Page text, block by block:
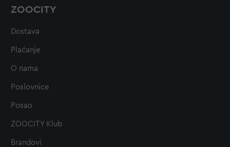
osigurat će tvojoj najboljoj prijateljici pregršt hranjivih
poput
klupko sreće zadovoljno polizati brk nakon svakog
ZOOCITY
Dostava
Plaćanje
O nama
Poslovnice
Posao
ZOOCITY Klub
Brandovi